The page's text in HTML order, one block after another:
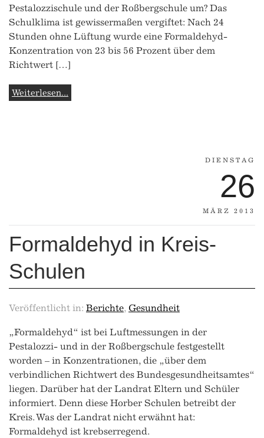
Pestalozzischule und der Roßbergschule um? Das
Schulklima ist gewissermaßen vergiftet: Nach 24
Stunden ohne Lüftung wurde eine Formaldehyd-
Konzentration von 23 bis 56 Prozent über dem
Richtwert […]
Weiterlesen...
DIENSTAG
26
MÄRZ 2013
Formaldehyd in Kreis-
Schulen
Veröffentlicht in: Berichte, Gesundheit
„Formaldehyd“ ist bei Luftmessungen in der
Pestalozzi- und in der Roßbergschule festgestellt
worden – in Konzentrationen, die „über dem
verbindlichen Richtwert des Bundesgesundheitsamtes“
liegen. Darüber hat der Landrat Eltern und Schüler
informiert. Denn diese Horber Schulen betreibt der
Kreis. Was der Landrat nicht erwähnt hat:
Formaldehyd ist krebserregend.